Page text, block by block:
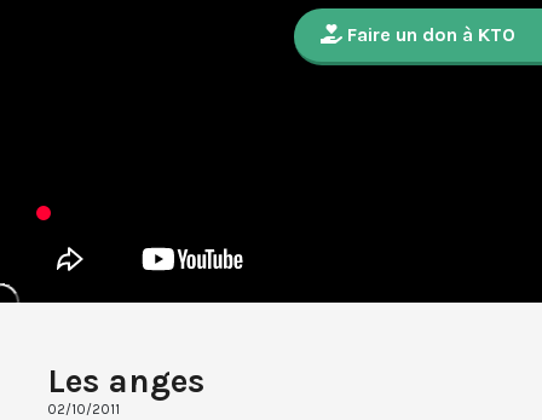
Les anges
02/10/2011
Faire un don à KTO